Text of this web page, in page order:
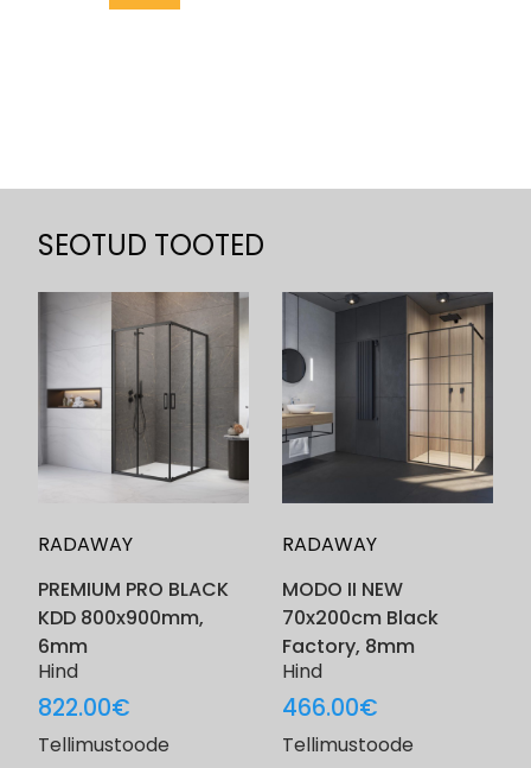
SEOTUD TOOTED
RADAWAY
PREMIUM PRO BLACK
KDD 800x900mm,
6mm
Hind
822.00€
Tellimustoode
RADAWAY
MODO II NEW
70x200cm Black
Factory, 8mm
Hind
466.00€
Tellimustoode